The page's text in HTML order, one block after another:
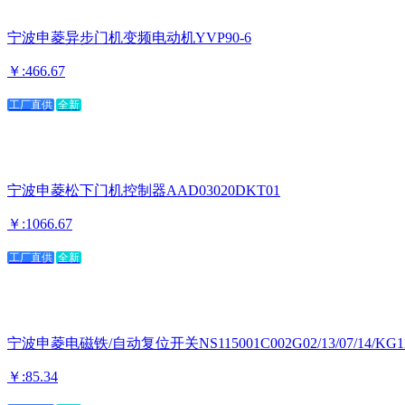
宁波申菱异步门机变频电动机YVP90-6
￥:466.67
工厂直供 全新
宁波申菱松下门机控制器AAD03020DKT01
￥:1066.67
工厂直供 全新
宁波申菱电磁铁/自动复位开关NS115001C002G02/13/07/14/
￥:85.34